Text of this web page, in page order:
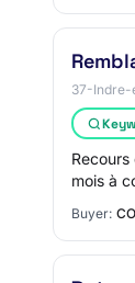
37-Indre-
mois à
Buyer: